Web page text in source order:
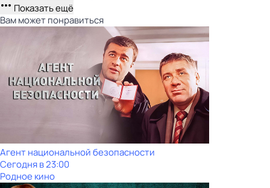
Показать ещё
Вам может понравиться
Агент национальной безопасности
Сегодня в 23:00
Родное кино